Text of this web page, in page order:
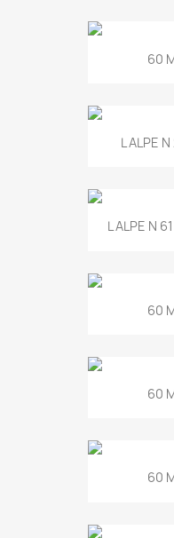
60
L ALPE
L ALPE N
60
60
60